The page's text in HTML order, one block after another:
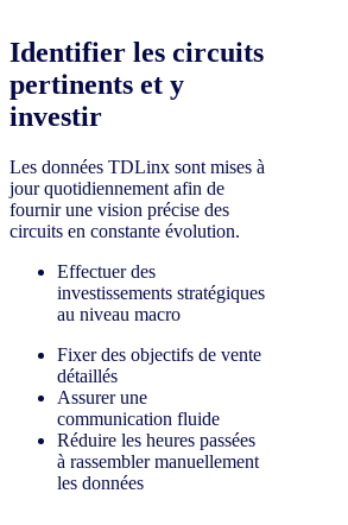
Identifier les circuits
pertinents et y
investir
Les données TDLinx sont mises à
jour quotidiennement afin de
fournir une vision précise des
circuits en constante évolution.
Effectuer des
investissements stratégiques
au niveau macro
Fixer des objectifs de vente
détaillés
Assurer une
communication fluide
Réduire les heures passées
à rassembler manuellement
les données